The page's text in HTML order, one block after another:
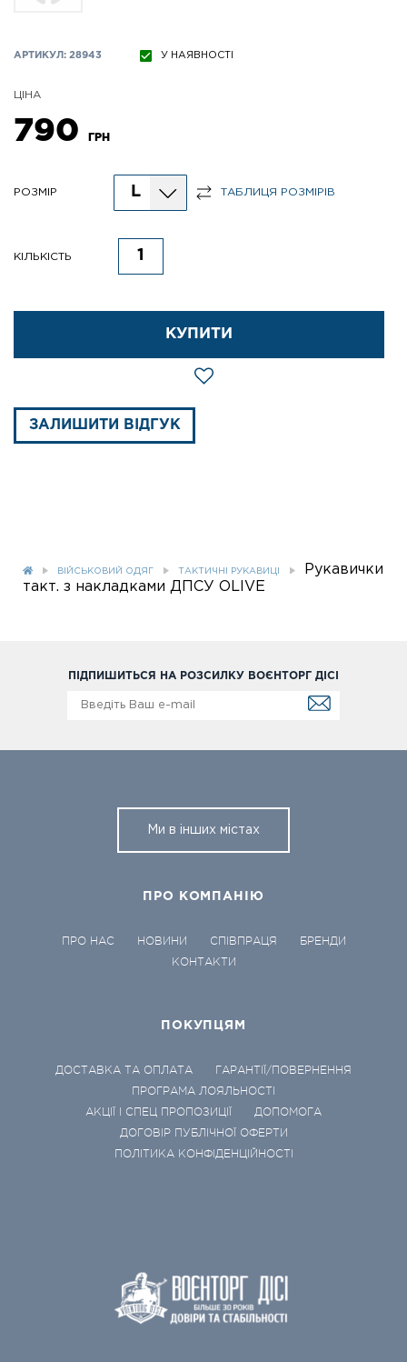
АРТИКУЛ: 28943 У НАЯВНОСТІ
ЦІНА
790 ГРН
РОЗМІР L ТАБЛИЦЯ РОЗМІРІВ
КІЛЬКІСТЬ
КУПИТИ
ЗАЛИШИТИ ВІДГУК
ВІЙСЬКОВИЙ ОДЯГ ТАКТИЧНІ РУКАВИЦІ
Рукавички
такт. з накладками ДПСУ OLIVE
ПІДПИШИТЬСЯ НА РОЗСИЛКУ ВОЄНТОРГ ДІСІ
Ми в інших містах
ПРО КОМПАНІЮ
ПРО НАС НОВИНИ СПІВПРАЦЯ
БРЕНДИ
КОНТАКТИ
ПОКУПЦЯМ
ДОСТАВКА ТА ОПЛАТА
ГАРАНТІЇ/ПОВЕРНЕННЯ
ПРОГРАМА ЛОЯЛЬНОСТІ
АКЦІЇ І СПЕЦ ПРОПОЗИЦІЇ
ДОПОМОГА
ДОГОВІР ПУБЛІЧНОЇ ОФЕРТИ
ПОЛІТИКА КОНФІДЕНЦІЙНОСТІ